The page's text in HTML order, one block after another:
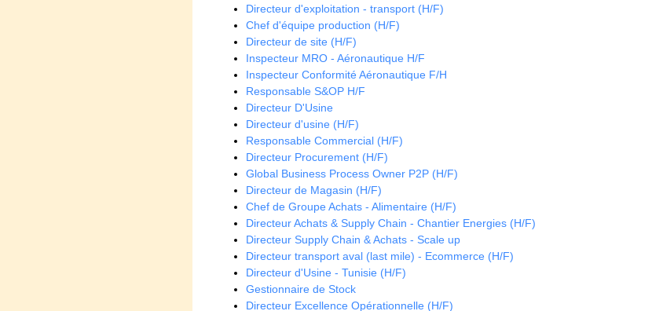
Directeur d'exploitation - transport (H/F)
Chef d'équipe production (H/F)
Directeur de site (H/F)
Inspecteur MRO - Aéronautique H/F
Inspecteur Conformité Aéronautique F/H
Responsable S&OP H/F
Directeur D'Usine
Directeur d'usine (H/F)
Responsable Commercial (H/F)
Directeur Procurement (H/F)
Global Business Process Owner P2P (H/F)
Directeur de Magasin (H/F)
Chef de Groupe Achats - Alimentaire (H/F)
Directeur Achats & Supply Chain - Chantier Energies (H/F)
Directeur Supply Chain & Achats - Scale up
Directeur transport aval (last mile) - Ecommerce (H/F)
Directeur d'Usine - Tunisie (H/F)
Gestionnaire de Stock
Directeur Excellence Opérationnelle (H/F)